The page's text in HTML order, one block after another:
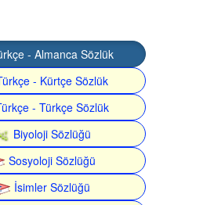
- Almanca Sözlük
- Kürtçe Sözlük
- Türkçe Sözlük
Biyoloji Sözlüğü
Sosyoloji Sözlüğü
İsimler Sözlüğü